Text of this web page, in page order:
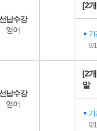
납수강
영어
[2
기
9/
납수강
영어
[2
말
기
9/